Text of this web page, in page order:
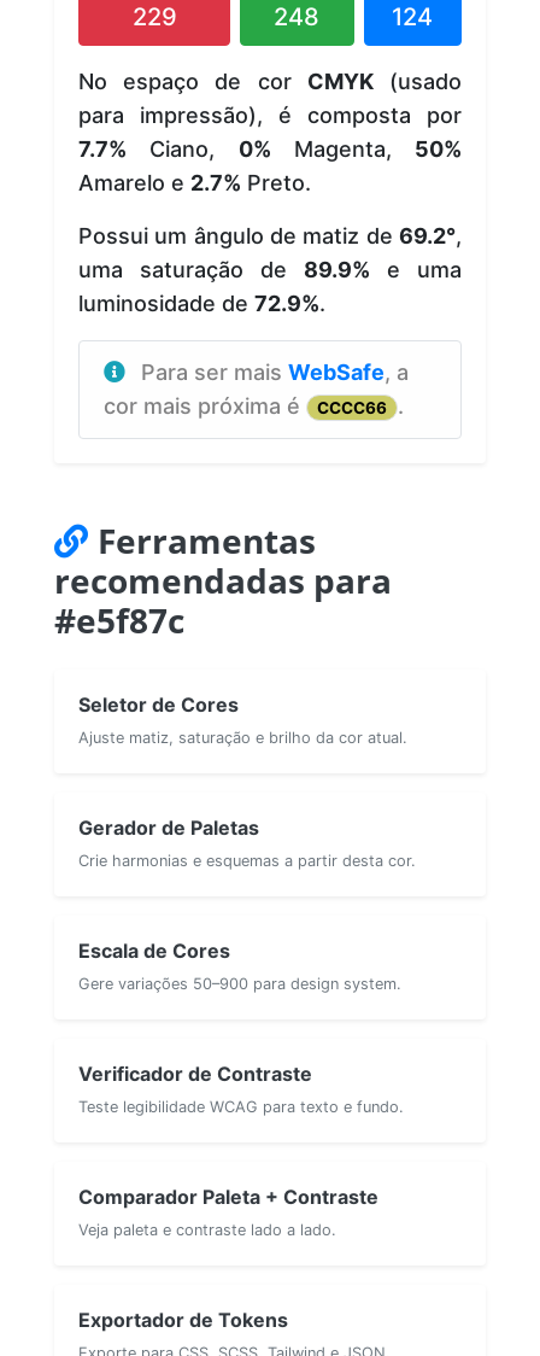
229 248 124
No espaço de cor CMYK(usado
para impressão), é composta por
7.7% Ciano, 0% Magenta, 50%
Amarelo e 2.7% Preto.
Possui um ângulo de matiz de 69.2°,
uma saturação de 89.9% e uma
luminosidade de 72.9%.
Para ser mais WebSafe, a
cor mais próxima é
CCCC66 .
Ferramentas
recomendadas para
#e5f87c
Seletor de Cores
Ajuste matiz, saturação e brilho da cor atual.
Gerador de Paletas
Crie harmonias e esquemas a partir desta cor.
Escala de Cores
Gere variações 50–900 para design system.
Verificador de Contraste
Teste legibilidade WCAG para texto e fundo.
Comparador Paleta + Contraste
Veja paleta e contraste lado a lado.
Exportador de Tokens
Exporte para CSS, SCSS, Tailwind e JSON.